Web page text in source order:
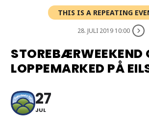
THIS IS A REPEATING
28. JULI 2019 10:00
STOREBÆRWEEKEND
LOPPEMARKED PÅ
27
JUL